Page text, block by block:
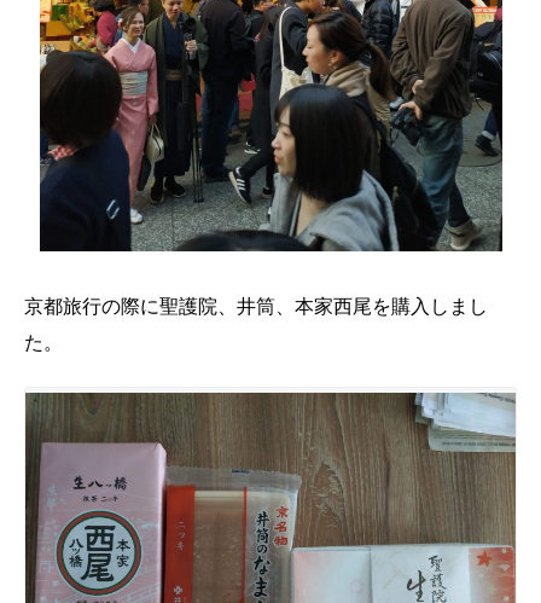
京都旅行の際に聖護院、井筒、本家西尾を購入しまし
た。